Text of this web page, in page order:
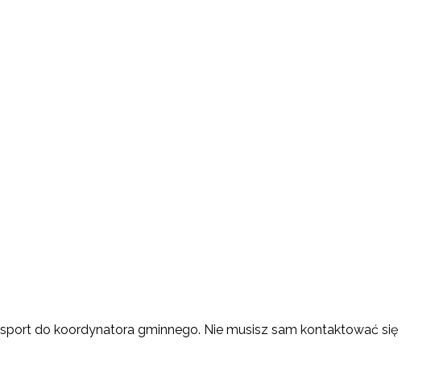
do koordynatora gminnego. Nie musisz sam kontaktować się